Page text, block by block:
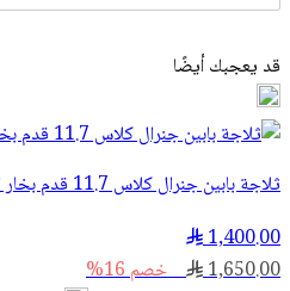
قد يعجبك أيضًا
ثلاجة بابين جنرال كلاس 11.7 قدم بخار ارفف زجاجي اللون سلفر
1,400.00
1,650.00
خصم 16%